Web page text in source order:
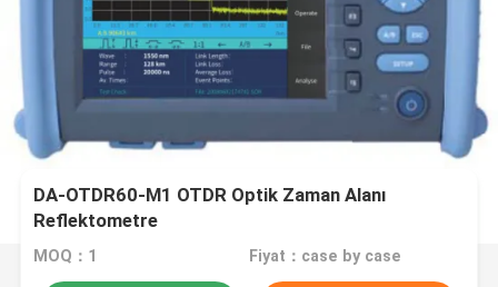
DA-OTDR60-M1 OTDR Optik Zaman Alanı
Reflektometre
MOQ：1 Fiyat：case by case